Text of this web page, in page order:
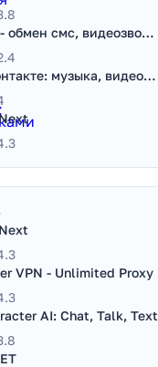
BiP - обмен смс, видеозвонками
ВКонтакте: музыка, видео, чат
VPN - Unlimited Proxy
AI: Chat, Talk, Text